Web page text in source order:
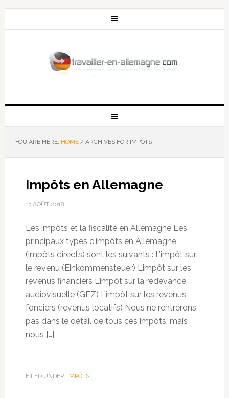
YOU ARE HERE: HOME /ARCHIVES FOR IMPÔTS
Impôts en Allemagne
13 AOÛT 2018
Les impôts et la fiscalité en Allemagne Les
principaux types d’impôts en Allemagne
(impôts directs) sont les suivants : L’impôt sur
le revenu (Einkommensteuer) L’impôt sur les
revenus financiers L’impôt sur la redevance
audiovisuelle (GEZ) L’impôt sur les revenus
fonciers (revenus locatifs) Nous ne rentrerons
pas dans le détail de tous ces impôts, mais
nous […]
FILED UNDER: IMPÔTS